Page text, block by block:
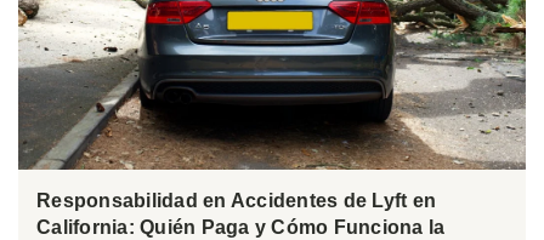
Responsabilidad en Accidentes de Lyft en
California: Quién Paga y Cómo Funciona la